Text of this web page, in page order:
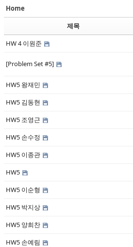
Home
제목
HW 4 이원준
[Problem Set #5]
HW5 왕재민
HW5 김동현
HW5 조영근
HW5 손수정
HW5 이종관
HW5
HW5 이순형
HW5 박지상
HW5 양희찬
HW5 손예림
Sketchbook5, 스
Sketchbook5, 스
Sketchbook5, 스
Sketchbook5, 스